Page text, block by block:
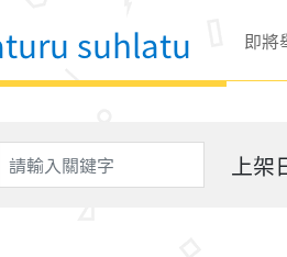
suhlatu 即將
上架